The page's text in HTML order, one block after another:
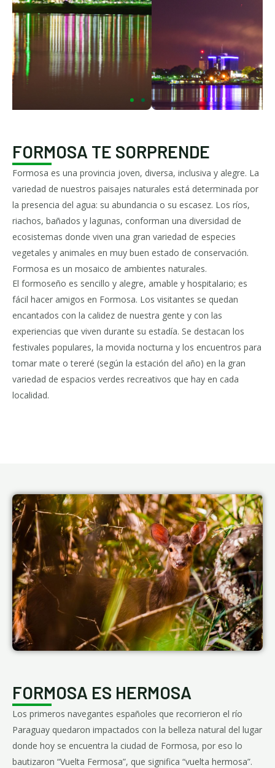
FORMOSA TE SORPRENDE
Formosa es una provincia joven, diversa, inclusiva y alegre. La
variedad de nuestros paisajes naturales está determinada por
la presencia del agua: su abundancia o su escasez. Los ríos,
riachos, bañados y lagunas, conforman una diversidad de
ecosistemas donde viven una gran variedad de especies
vegetales y animales en muy buen estado de conservación.
Formosa es un mosaico de ambientes naturales.
El formoseño es sencillo y alegre, amable y hospitalario; es
fácil hacer amigos en Formosa. Los visitantes se quedan
encantados con la calidez de nuestra gente y con las
experiencias que viven durante su estadía. Se destacan los
festivales populares, la movida nocturna y los encuentros para
tomar mate o tereré (según la estación del año) en la gran
variedad de espacios verdes recreativos que hay en cada
localidad.
FORMOSA ES HERMOSA
Los primeros navegantes españoles que recorrieron el río
Paraguay quedaron impactados con la belleza natural del lugar
donde hoy se encuentra la ciudad de Formosa, por eso lo
bautizaron “Vuelta Fermosa”, que significa “vuelta hermosa”.